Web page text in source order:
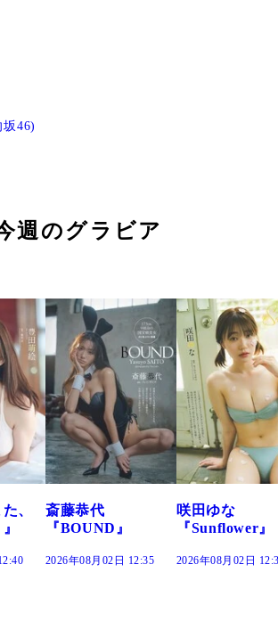
坂46)
週のグラビア
咲田ゆな
『Sunflower』
2026年08月02日 12:30
藤水咲桜『花
だまり』
2026年08月02日